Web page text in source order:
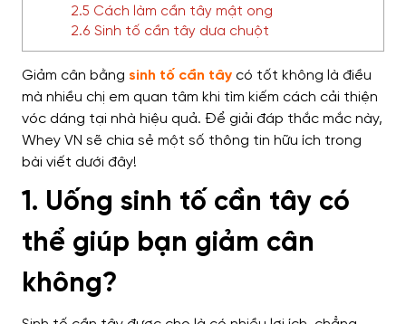
2.5 Cách làm cần tây mật ong
2.6 Sinh tố cần tây dưa chuột
Giảm cân bằng sinh tố cần tây có tốt không là điều
mà nhiều chị em quan tâm khi tìm kiếm cách cải thiện
vóc dáng tại nhà hiệu quả. Để giải đáp thắc mắc này,
Whey VN sẽ chia sẻ một số thông tin hữu ích trong
bài viết dưới đây!
1. Uống sinh tố cần tây có
thể giúp bạn giảm cân
không?